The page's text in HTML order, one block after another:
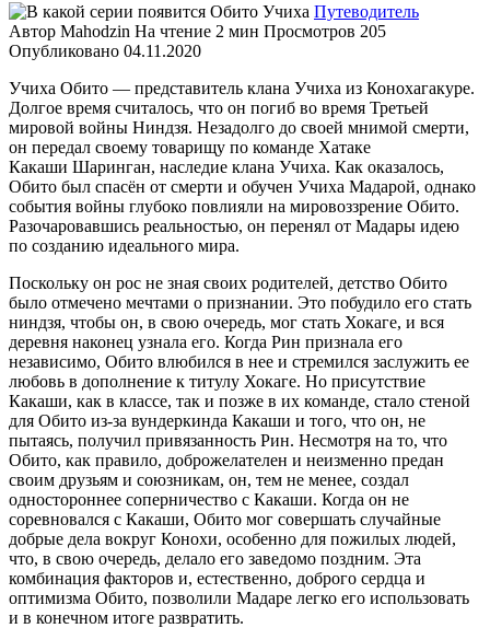
Путеводитель
Автор Mahodzin На чтение 2 мин Просмотров 205
Опубликовано 04.11.2020
Учиха Обито — представитель клана Учиха из Конохагакуре.
Долгое время считалось, что он погиб во время Третьей
мировой войны Ниндзя. Незадолго до своей мнимой смерти,
он передал своему товарищу по команде Хатаке
Какаши Шаринган, наследие клана Учиха. Как оказалось,
Обито был спасён от смерти и обучен Учиха Мадарой, однако
события войны глубоко повлияли на мировоззрение Обито.
Разочаровавшись реальностью, он перенял от Мадары идею
по созданию идеального мира.
Поскольку он рос не зная своих родителей, детство Обито
было отмечено мечтами о признании. Это побудило его стать
ниндзя, чтобы он, в свою очередь, мог стать Хокаге, и вся
деревня наконец узнала его. Когда Рин признала его
независимо, Обито влюбился в нее и стремился заслужить ее
любовь в дополнение к титулу Хокаге. Но присутствие
Какаши, как в классе, так и позже в их команде, стало стеной
для Обито из-за вундеркинда Какаши и того, что он, не
пытаясь, получил привязанность Рин. Несмотря на то, что
Обито, как правило, доброжелателен и неизменно предан
своим друзьям и союзникам, он, тем не менее, создал
одностороннее соперничество с Какаши. Когда он не
соревновался с Какаши, Обито мог совершать случайные
добрые дела вокруг Конохи, особенно для пожилых людей,
что, в свою очередь, делало его заведомо поздним. Эта
комбинация факторов и, естественно, доброго сердца и
оптимизма Обито, позволили Мадаре легко его использовать
и в конечном итоге развратить.